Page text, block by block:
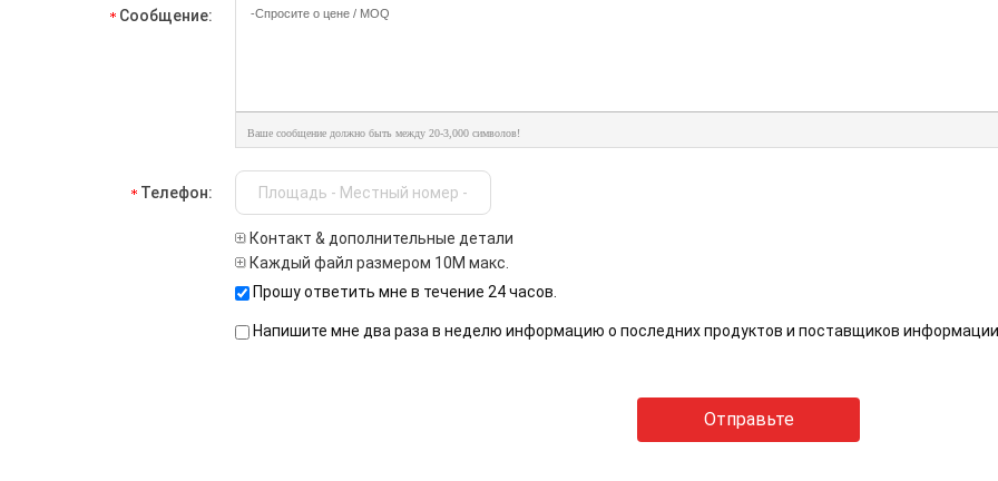
Сообщение:
Ваше сообщение должно быть между 20-3,000 символов!
Телефон:
Контакт & дополнительные детали
Каждый файл размером 10M макс.
Прошу ответить мне в течение 24 часов.
Напишите мне два раза в неделю информацию о последних продуктов и поставщиков